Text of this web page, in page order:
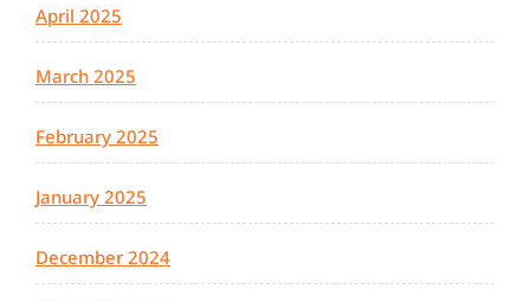
April 2025
March 2025
February 2025
January 2025
December 2024